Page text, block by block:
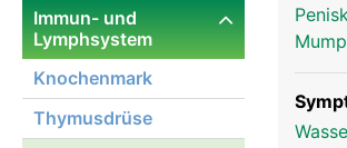
Immun- und
Lymphsystem
Knochenmark
Thymusdrüse